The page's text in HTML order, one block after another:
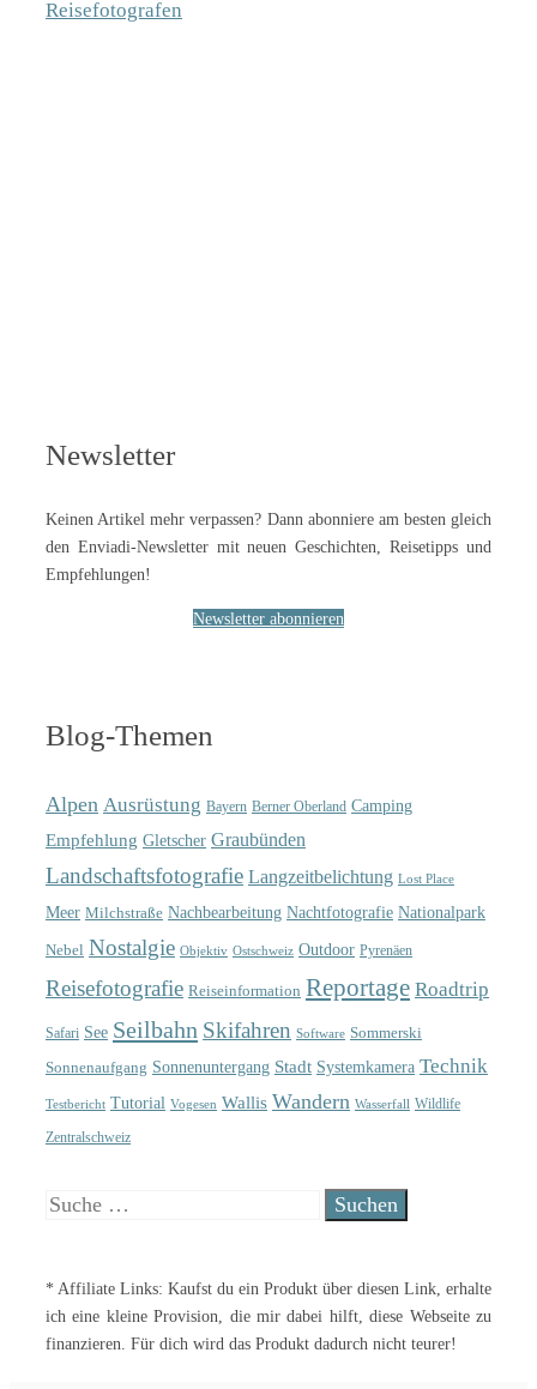
Newsletter
Keinen Artikel mehr verpassen? Dann abonniere am besten gleich
den Enviadi-Newsletter mit neuen Geschichten, Reisetipps und
Empfehlungen!
Newsletter abonnieren
Blog-Themen
Alpen Ausrüstung Bayern Berner Oberland Camping
Empfehlung Gletscher Graubünden
Landschaftsfotografie Langzeitbelichtung Lost Place
Meer Milchstraße Nachbearbeitung Nachtfotografie Nationalpark
Nebel Nostalgie Objektiv Ostschweiz Outdoor Pyrenäen
Reisefotografie Reiseinformation Reportage Roadtrip
Safari See Seilbahn Skifahren Software Sommerski
Sonnenaufgang Sonnenuntergang Stadt Systemkamera Technik
Testbericht Tutorial Vogesen Wallis Wandern Wasserfall Wildlife
Zentralschweiz
Suche
* Affiliate Links: Kaufst du ein Produkt über diesen Link, erhalte
ich eine kleine Provision, die mir dabei hilft, diese Webseite zu
finanzieren. Für dich wird das Produkt dadurch nicht teurer!